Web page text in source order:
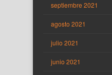
septiembre 2021
agosto 2021
julio 2021
junio 2021